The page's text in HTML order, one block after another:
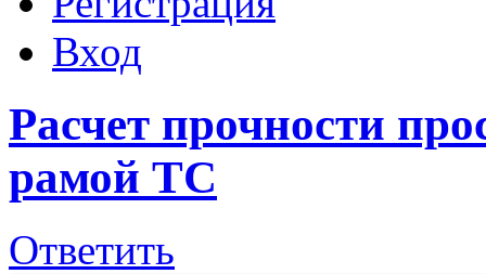
Вход
Расчет прочности
рамой ТС
Ответить